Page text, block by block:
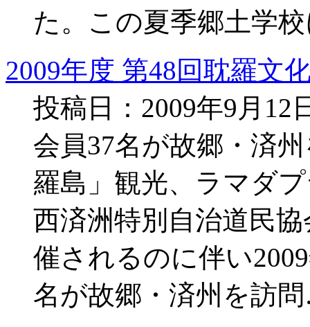
た。この夏季郷土学
2009年度 第48回耽羅文
投稿日：2009年9月12
会員37名が故郷・済
羅島」観光、ラマダ
西済洲特別自治道民
催されるのに伴い
名が故郷・済州を訪